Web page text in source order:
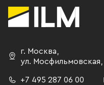
г. Москва,
ул. Мосфильмовская,
+7 495 287 06 00